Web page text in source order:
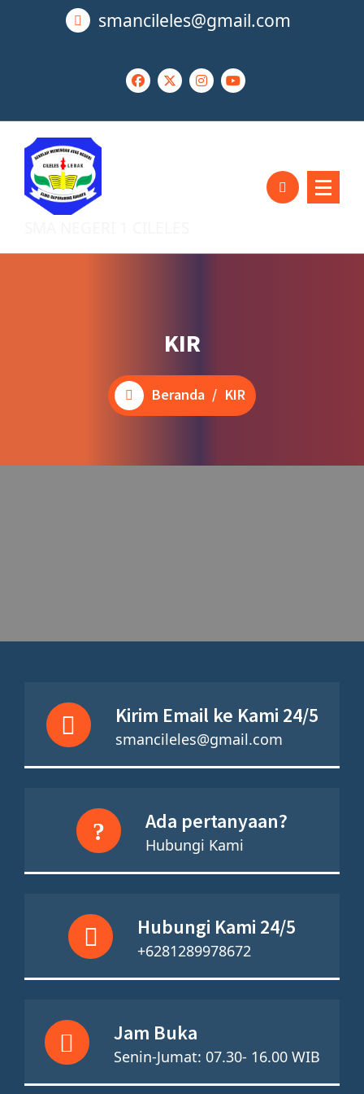
smancileles@gmail.com
KIR
Beranda / KIR
Kirim Email ke Kami 24/5
smancileles@gmail.com
Ada pertanyaan?
Hubungi Kami
Hubungi Kami 24/5
+6281289978672
Jam Buka
Senin-Jumat: 07.30- 16.00 WIB